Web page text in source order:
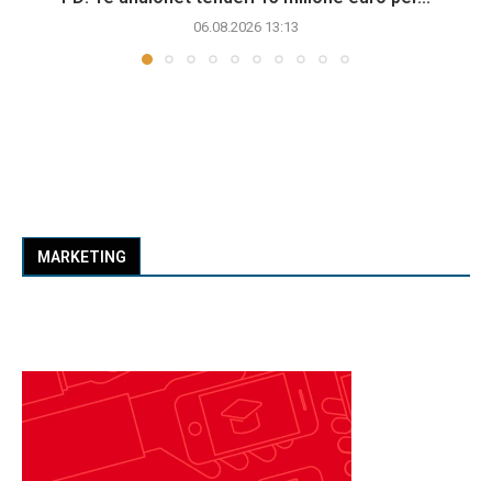
06.08.2026 13:13
MARKETING